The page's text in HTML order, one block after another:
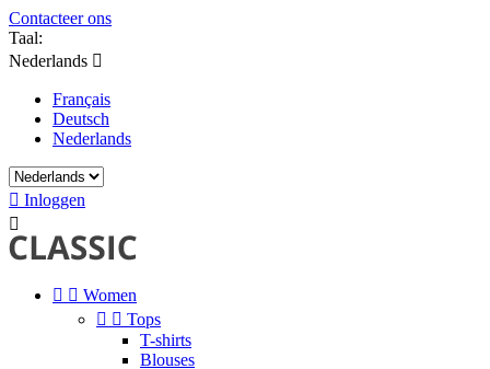
Contacteer ons
Taal:
Nederlands 
Français
Deutsch
Nederlands
 Inloggen

  Women
  Tops
T-shirts
Blouses